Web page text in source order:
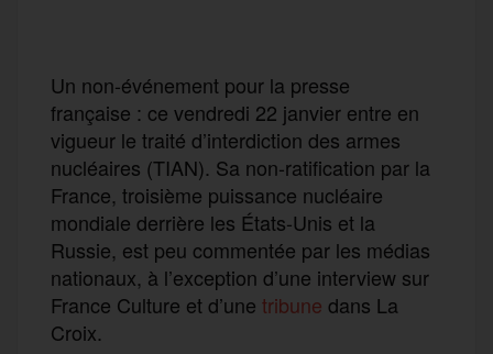
Un non-événement pour la presse
française : ce vendredi 22 janvier entre en
vigueur le traité d’interdiction des armes
nucléaires (TIAN). Sa non-ratification par la
France, troisième puissance nucléaire
mondiale derrière les États-Unis et la
Russie, est peu commentée par les médias
nationaux, à l’exception d’une interview sur
France Culture et d’une tribune dans La
Croix.